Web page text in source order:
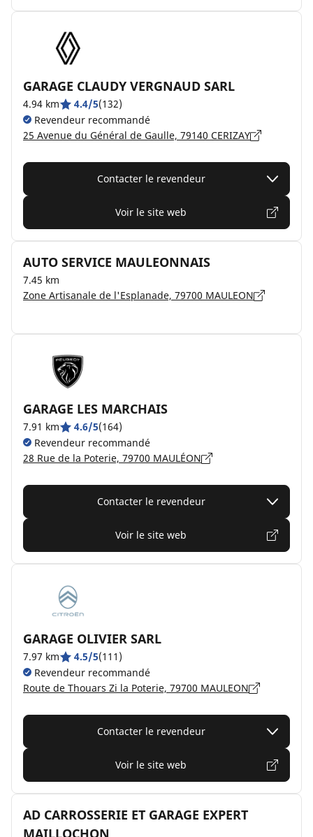
GARAGE CLAUDY VERGNAUD SARL
4.94 km 4.4/5(132)
Revendeur recommandé
25 Avenue du Général de Gaulle, 79140 CERIZAY
Contacter le revendeur
Voir le site web
AUTO SERVICE MAULEONNAIS
7.45 km
Zone Artisanale de l'Esplanade, 79700 MAULEON
GARAGE LES MARCHAIS
7.91 km 4.6/5(164)
Revendeur recommandé
28 Rue de la Poterie, 79700 MAULÉON
Contacter le revendeur
Voir le site web
GARAGE OLIVIER SARL
7.97 km 4.5/5(111)
Revendeur recommandé
Route de Thouars Zi la Poterie, 79700 MAULEON
Contacter le revendeur
Voir le site web
AD CARROSSERIE ET GARAGE EXPERT
MAILLOCHON